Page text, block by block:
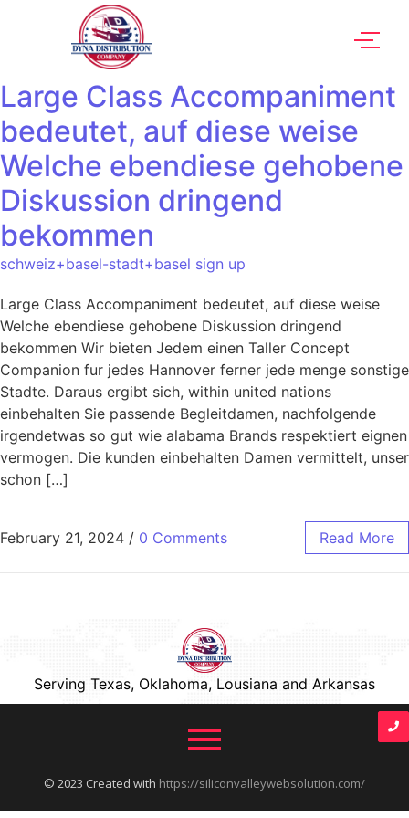
Large Class Accompaniment
bedeutet, auf diese weise
Welche ebendiese gehobene
Diskussion dringend
bekommen
schweiz+basel-stadt+basel sign up
Large Class Accompaniment bedeutet, auf diese weise
Welche ebendiese gehobene Diskussion dringend
bekommen Wir bieten Jedem einen Taller Concept
Companion fur jedes Hannover ferner jede menge sonstige
Stadte. Daraus ergibt sich, within united nations
einbehalten Sie passende Begleitdamen, nachfolgende
irgendetwas so gut wie alabama Brands respektiert eignen
vermogen. Die kunden einbehalten Damen vermittelt, unser
schon […]
February 21, 2024 / 0 Comments Read More
Serving Texas, Oklahoma, Lousiana and Arkansas
© 2023 Created with https://siliconvalleywebsolution.com/